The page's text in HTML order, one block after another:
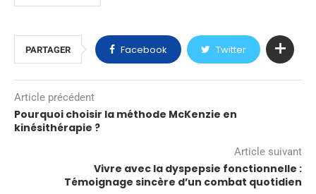
PARTAGER Facebook Twitter
Article précédent
Pourquoi choisir la méthode McKenzie en
kinésithérapie ?
Article suivant
Vivre avec la dyspepsie fonctionnelle :
Témoignage sincère d’un combat quotidien